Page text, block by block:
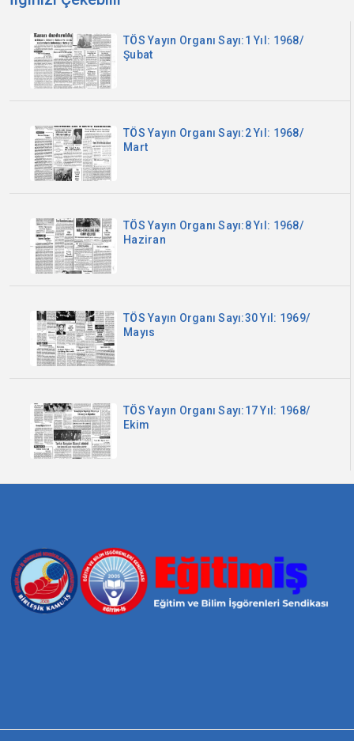
TÖS Yayın Organı Sayı:1 Yıl: 1968/
Şubat
TÖS Yayın Organı Sayı:2 Yıl: 1968/
Mart
TÖS Yayın Organı Sayı:8 Yıl: 1968/
Haziran
TÖS Yayın Organı Sayı:30 Yıl: 1969/
Mayıs
TÖS Yayın Organı Sayı:17 Yıl: 1968/
Ekim